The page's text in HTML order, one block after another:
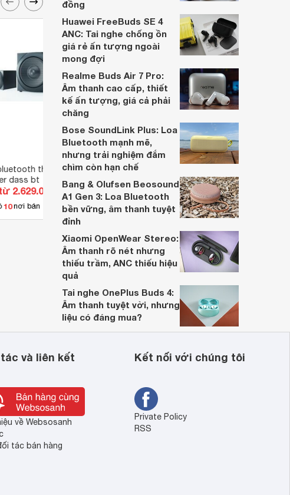
đơn
thonet and
dass bt
2.629.000 đ
10 nơi bán
Loa Bluetooth Thonet and
Vander Speaker Fleck 7
Giá từ 3.630.000 đ
Có 2 nơi bán
đồng
Huawei FreeBuds SE 4
ANC: Tai nghe chống ồn
giá rẻ ấn tượng ngoài
mong đợi
Realme Buds Air 7 Pro:
Âm thanh cao cấp, thiết
kế ấn tượng, giá cả phải
chăng
Bose SoundLink Plus: Loa
Bluetooth mạnh mẽ,
nhưng trải nghiệm đắm
chìm còn hạn chế
Bang & Olufsen Beosound
A1 Gen 3: Loa Bluetooth
bền vững, âm thanh tuyệt
đỉnh
Xiaomi OpenWear Stereo:
Âm thanh rõ nét nhưng
thiếu trầm, ANC thiếu hiệu
quả
Tai nghe OnePlus Buds 4:
Âm thanh tuyệt vời, nhưng
liệu có đáng mua?
và liên kết
về Websosanh
tác bán hàng
Kết nối với chúng tôi
Private Policy
RSS